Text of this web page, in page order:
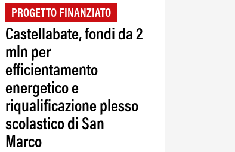
PROGETTO FINANZIATO
Castellabate, fondi da 2
mln per
efficientamento
energetico e
riqualificazione plesso
scolastico di San
Marco